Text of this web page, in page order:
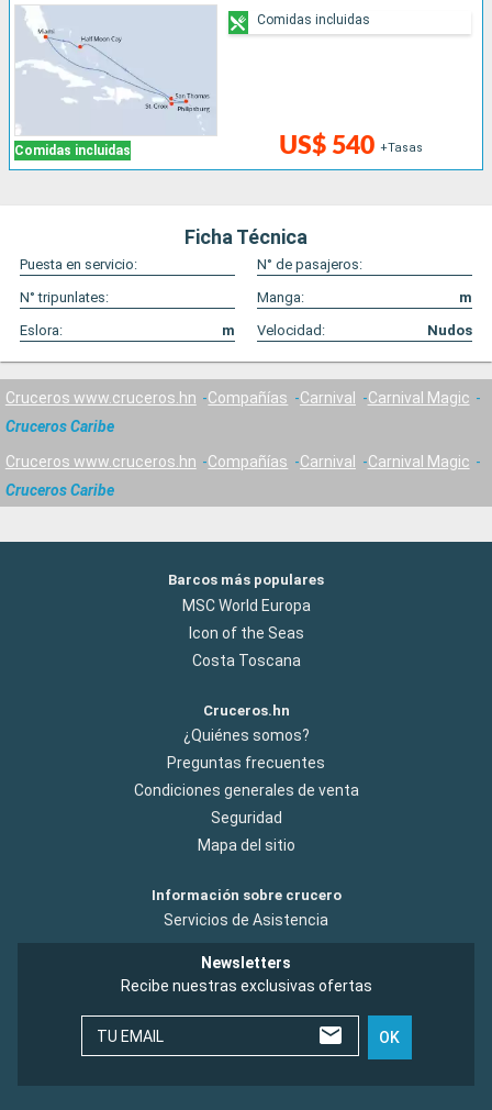
Comidas incluidas US$ 540 +Tasas
Comidas incluidas
Ficha Técnica
Puesta en servicio:
N° de pasajeros:
N° tripunlates:
Manga:
m
Eslora:
m Velocidad: Nudos
Cruceros www.cruceros.hn Compañías Carnival
Carnival Magic
Cruceros Caribe
Cruceros www.cruceros.hn Compañías Carnival
Carnival Magic
Cruceros Caribe
Barcos más populares
MSC World Europa
Icon of the Seas
Costa Toscana
Cruceros.hn
¿Quiénes somos?
Preguntas frecuentes
Condiciones generales de venta
Seguridad
Mapa del sitio
Información sobre crucero
Servicios de Asistencia
Newsletters
Recibe nuestras exclusivas ofertas
TU EMAIL OK